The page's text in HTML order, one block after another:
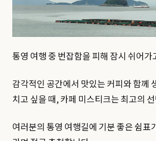
통영 여행 중 번잡함을 피해 잠시 쉬어가
감각적인 공간에서 맛있는 커피와 함께
치고 싶을 때, 카페 미스티크는 최고의
여러분의 통영 여행길에 기분 좋은 쉼표